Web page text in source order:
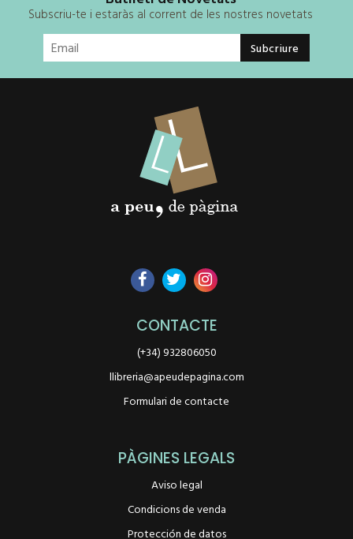
Subscriu-te i estaràs al corrent de les nostres novetats
CONTACTE
(+34) 932806050
llibreria@apeudepagina.com
Formulari de contacte
PÀGINES LEGALS
Aviso legal
Condicions de venda
Protección de datos